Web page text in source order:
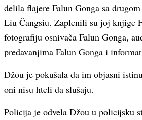
delila flajere Falun Gonga sa
Liu Čangsiu. Zaplenili su joj knjige
fotografiju osnivača Falun Gonga,
predavanjima Falun Gonga i
Džou je pokušala da im objasni
oni nisu hteli da slušaju.
Policija je odvela Džou u policijsku